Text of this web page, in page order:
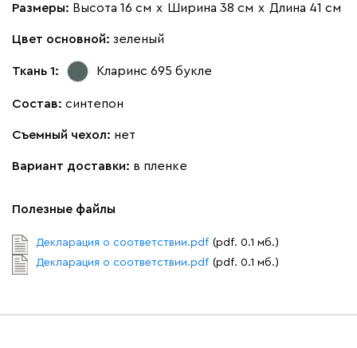
Бентори 79
Онли
020
Вертикаль 88
Размеры: Высота 16 см х Ширина 38 см х Длина 41 см
Цвет основной: зеленый
Ткань 1: Кларинс 695 букле
Состав: синтепон
Съемный чехол: нет
Вариант доставки: в пленке
Полезные файлы
Декларация о соответствии.pdf (pdf. 0.1 мб.)
Декларация о соответствии.pdf (pdf. 0.1 мб.)